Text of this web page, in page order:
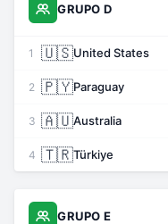
GRUPO D
1 🇺🇸United States
2 🇵🇾Paraguay
3 🇦🇺Australia
4 🇹🇷Türkiye
GRUPO E